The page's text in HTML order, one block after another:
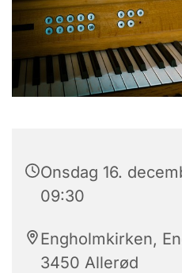
Onsdag 16.
09:30
Engholmkirken,
3450 Allerød